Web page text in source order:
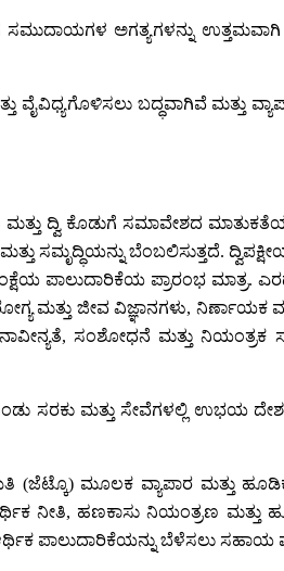
ಅಗತ್ಯಗಳನ್ನು ಉತ್ತಮವಾಗಿ
ಬದ್ಧವಾಗಿವೆ ಮತ್ತು
ದ್ವಿ ಕೊಡುಗೆ ಸಮಾವೇಶದ
ಸಮೃದ್ಧಿಯನ್ನು ಬೆಂಬಲಿಸುತ್ತದೆ.
ಪಾಲುದಾರಿಕೆಯ ಪ್ರಾರಂಭ ಮಾತ್ರ.
ಮತ್ತು ಜೀವ ವಿಜ್ಞಾನಗಳು, ನಿರ್ಣಾಯಕ
ನಾವೀನ್ಯತೆ, ಸಂಶೋಧನೆ ಮತ್ತು
ಸರಕು ಮತ್ತು ಸೇವೆಗಳಲ್ಲಿ ಉಭಯ
(ಜೆಟ್ಕೊ) ಮೂಲಕ ವ್ಯಾಪಾರ ಮತ್ತು
ನೀತಿ, ಹಣಕಾಸು ನಿಯಂತ್ರಣ ಮತ್ತು
ಪಾಲುದಾರಿಕೆಯನ್ನು ಬೆಳೆಸಲು ಸಹಾಯ